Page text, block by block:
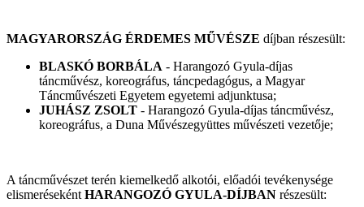
MAGYARORSZÁG ÉRDEMES MŰVÉSZE díjban részesült:
BLASKÓ BORBÁLA - Harangozó Gyula-díjas
táncművész, koreográfus, táncpedagógus, a Magyar
Táncművészeti Egyetem egyetemi adjunktusa;
JUHÁSZ ZSOLT - Harangozó Gyula-díjas táncművész,
koreográfus, a Duna Művészegyüttes művészeti vezetője;
A táncművészet terén kiemelkedő alkotói, előadói tevékenysége
elismeréseként HARANGOZÓ GYULA-DÍJBAN részesült: